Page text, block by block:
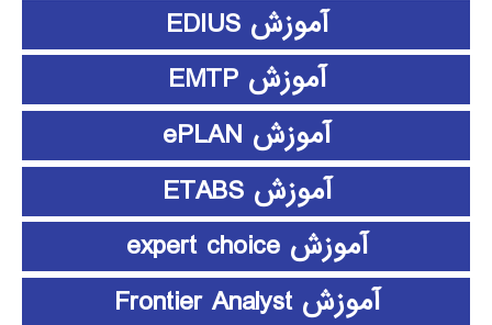
آموزش EDIUS
آموزش EMTP
آموزش ePLAN
آموزش ETABS
آموزش expert choice
آموزش Frontier Analyst